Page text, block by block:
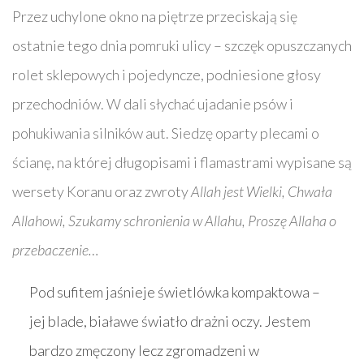
Przez uchylone okno na piętrze przeciskają się
ostatnie tego dnia pomruki ulicy – szczęk opuszczanych
rolet sklepowych i pojedyncze, podniesione głosy
przechodniów. W dali słychać ujadanie psów i
pohukiwania silników aut. Siedzę oparty plecami o
ścianę, na której długopisami i flamastrami wypisane są
wersety Koranu oraz zwrotyAllah jest Wielki, Chwała
Allahowi, Szukamy schronienia w Allahu, Proszę Allaha o
przebaczenie…
Pod sufitem jaśnieje świetlówka kompaktowa –
jej blade, białawe światło drażni oczy. Jestem
bardzo zmęczony lecz zgromadzeni w